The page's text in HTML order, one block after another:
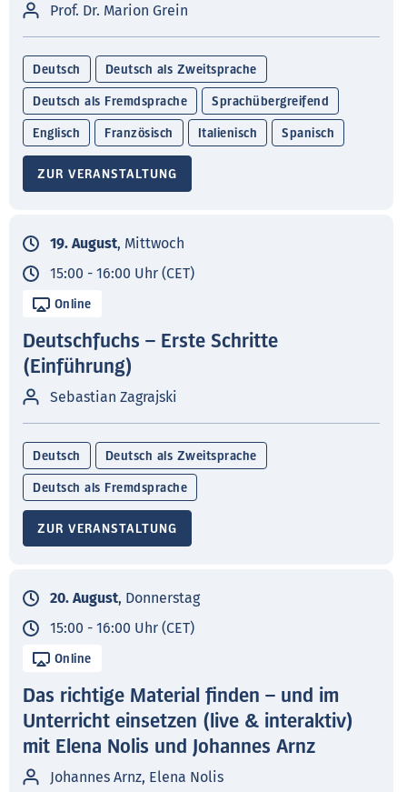
Prof. Dr. Marion Grein
Deutsch Deutsch als Zweitsprache
Deutsch als Fremdsprache Sprachübergreifend
Englisch Französisch Italienisch Spanisch
ZUR VERANSTALTUNG
19. August, Mittwoch
15:00 - 16:00 Uhr (CET)
Online
Deutschfuchs – Erste Schritte
(Einführung)
Sebastian Zagrajski
Deutsch Deutsch als Zweitsprache
Deutsch als Fremdsprache
ZUR VERANSTALTUNG
20. August, Donnerstag
15:00 - 16:00 Uhr (CET)
Online
Das richtige Material finden – und im
Unterricht einsetzen (live & interaktiv)
mit Elena Nolis und Johannes Arnz
Johannes Arnz, Elena Nolis